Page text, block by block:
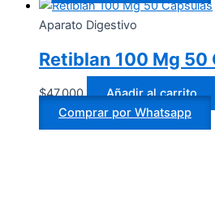
Aparato Digestivo
Retiblan 100 Mg 50
$47.000
Añadir al carrito
Comprar por Whatsapp